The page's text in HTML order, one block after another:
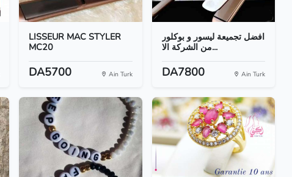
LISSEUR MAC STYLER
MC20
DA5700 Ain Turk
افضل تجميعة ليسور و بوكلور
من الشركة الا...
DA7800 Ain Turk